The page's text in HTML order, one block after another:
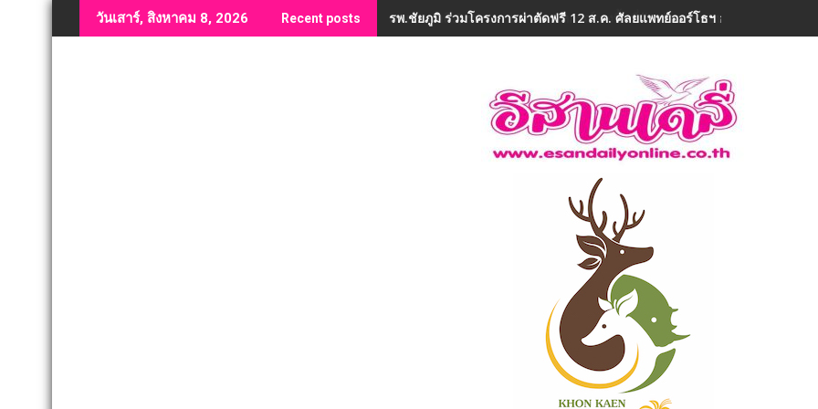
to
วันเสาร์, สิงหาคม 8, 2026 Recent posts รพ.ชัยภูมิ ร่วมโครงการผ่าตัดฟรี 12 ส.ค. ศัลยแพทย์ออร์โธฯ อาสา ถวายเป็นพร